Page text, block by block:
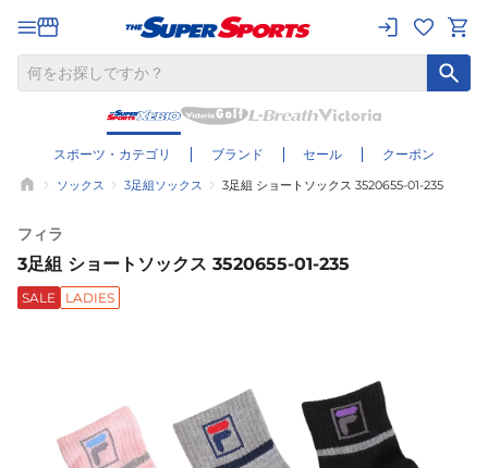
スポーツ・カテゴリ ブランド セール クーポン
ソックス 3足組ソックス 3足組 ショートソックス 3520655-01-235
フィラ
3足組 ショートソックス 3520655-01-235
SALE LADIES